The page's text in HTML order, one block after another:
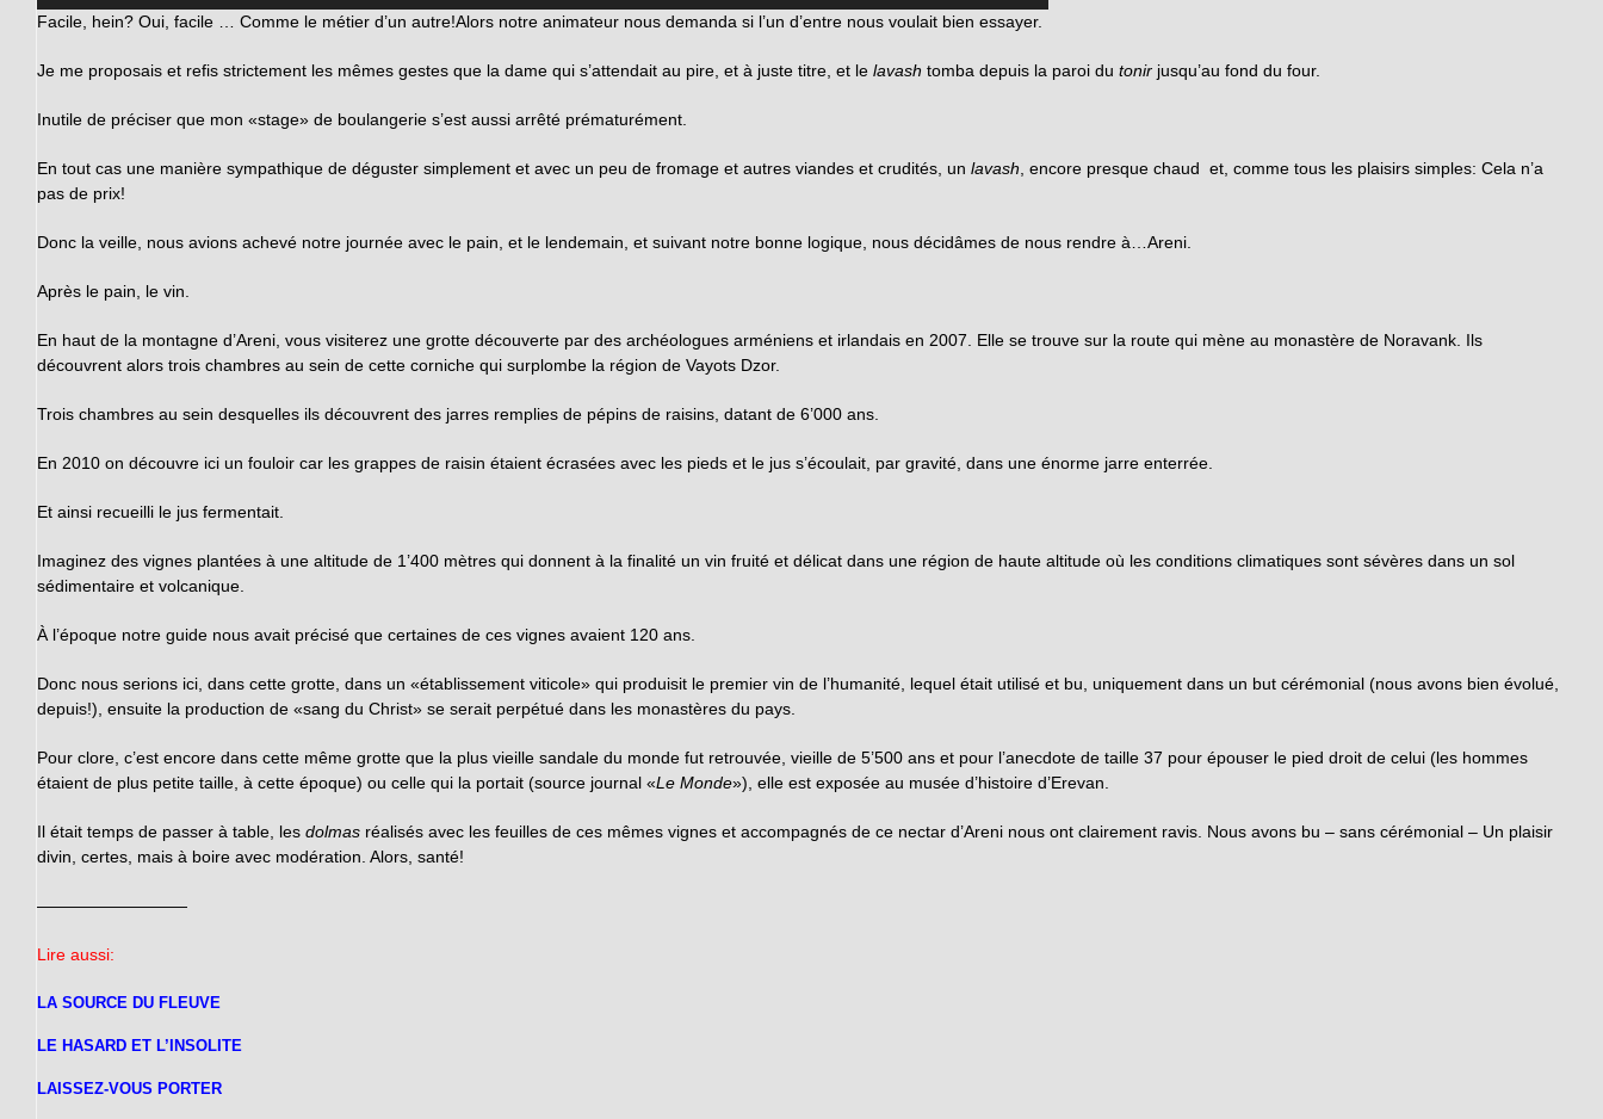
Facile, hein? Oui, facile … Comme le métier d’un autre!Alors notre animateur nous demanda si l’un d’entre nous voulait bien essayer.
Je me proposais et refis strictement les mêmes gestes que la dame qui s’attendait au pire, et à juste titre, et le lavash tomba depuis la paroi du tonir jusqu’au fond du four.
Inutile de préciser que mon «stage» de boulangerie s’est aussi arrêté prématurément.
En tout cas une manière sympathique de déguster simplement et avec un peu de fromage et autres viandes et crudités, un lavash , encore presque chaud et, comme tous les plaisirs simples: Cela n’a
pas de prix!
Donc la veille, nous avions achevé notre journée avec le pain, et le lendemain, et suivant notre bonne logique, nous décidâmes de nous rendre à…Areni.
Après le pain, le vin.
En haut de la montagne d’Areni, vous visiterez une grotte découverte par des archéologues arméniens et irlandais en 2007. Elle se trouve sur la route qui mène au monastère de Noravank. Ils
découvrent alors trois chambres au sein de cette corniche qui surplombe la région de Vayots Dzor.
Trois chambres au sein desquelles ils découvrent des jarres remplies de pépins de raisins, datant de 6’000 ans.
En 2010 on découvre ici un fouloir car les grappes de raisin étaient écrasées avec les pieds et le jus s’écoulait, par gravité, dans une énorme jarre enterrée.
Et ainsi recueilli le jus fermentait.
Imaginez des vignes plantées à une altitude de 1’400 mètres qui donnent à la finalité un vin fruité et délicat dans une région de haute altitude où les conditions climatiques sont sévères dans un sol
sédimentaire et volcanique.
À l’époque notre guide nous avait précisé que certaines de ces vignes avaient 120 ans.
Donc nous serions ici, dans cette grotte, dans un «établissement viticole» qui produisit le premier vin de l’humanité, lequel était utilisé et bu, uniquement dans un but cérémonial (nous avons bien évolué,
depuis!), ensuite la production de «sang du Christ» se serait perpétué dans les monastères du pays.
Pour clore, c’est encore dans cette même grotte que la plus vieille sandale du monde fut retrouvée, vieille de 5’500 ans et pour l’anecdote de taille 37 pour épouser le pied droit de celui (les hommes
étaient de plus petite taille, à cette époque) ou celle qui la portait (source journal «Le Monde»), elle est exposée au musée d’histoire d’Erevan.
Il était temps de passer à table, les dolmas réalisés avec les feuilles de ces mêmes vignes et accompagnés de ce nectar d’Areni nous ont clairement ravis. Nous avons bu – sans cérémonial – Un plaisir
divin, certes, mais à boire avec modération. Alors, santé!
—————————
Lire aussi:
LA SOURCE DU FLEUVE
LE HASARD ET L’INSOLITE
LAISSEZ-VOUS PORTER